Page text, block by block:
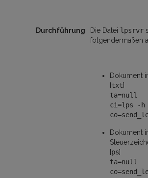
Durchführung Die Datei lpsrvr
folgendermaßen
Dokument
[txt]
ta=null
ci=lps -h
Dokument
[ps]
ta=null